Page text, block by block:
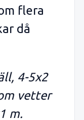
flera
då
4-5x2
vetter
m.